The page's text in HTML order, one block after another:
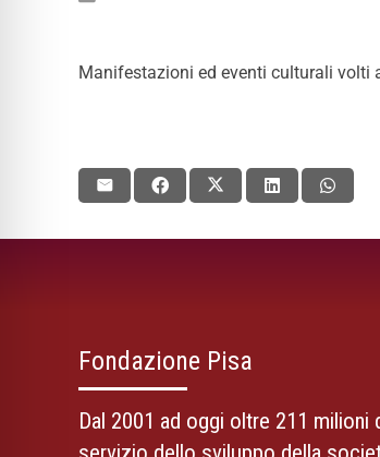
Manifestazioni ed eventi culturali volti
Fondazione Pisa
Dal 2001 ad oggi oltre 211 milioni